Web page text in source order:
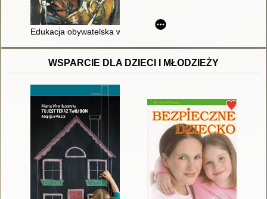
Edukacja obywatelska w społeczeństwach wielokulturowych
WSPARCIE DLA DZIECI I MŁODZIEŻY